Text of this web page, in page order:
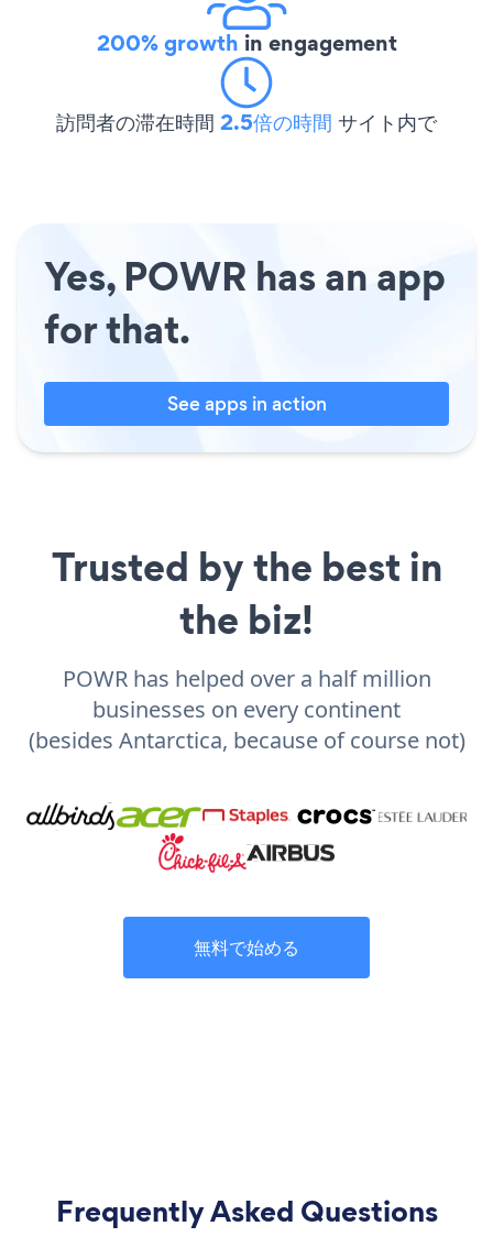
200% growth in engagement
訪問者の滞在時間 2.5倍の時間 サイト内で
Yes, POWR has an app
for that.
See apps in action
Trusted by the best in
the biz!
POWR has helped over a half million
businesses on every continent
(besides Antarctica, because of course not)
無料で始める
Frequently Asked Questions